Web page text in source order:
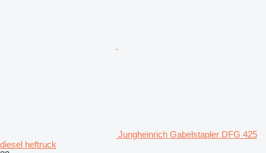
Jungheinrich Gabelstapler DFG 425
diesel heftruck